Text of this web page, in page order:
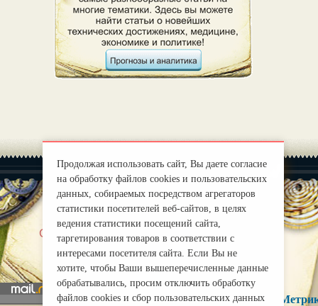
О нас |
Правила
mirprognoz@mail.ru
Продолжая использовать сайт, Вы даете согласие
на обработку файлов cookies и пользовательских
данных, собираемых посредством агрегаторов
статистики посетителей веб-сайтов, в целях
ведения статистики посещений сайта,
таргетирования товаров в соответствии с
интересами посетителя сайта. Если Вы не
хотите, чтобы Ваши вышеперечисленные данные
обрабатывались, просим отключить обработку
файлов cookies и сбор пользовательских данных